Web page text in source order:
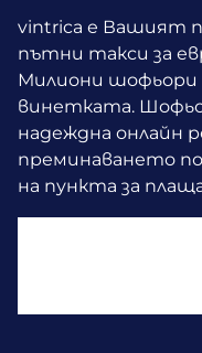
vintrica е Вашият
пътни такси за
Милиони шофьори
винетката.
надеждна онлайн
преминаването
на пункта за